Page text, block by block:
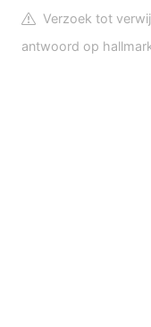
Verzoek tot
antwoord op